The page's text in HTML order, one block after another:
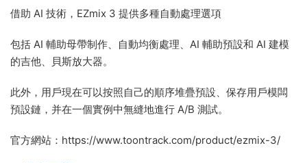
借助 AI 技術，EZmix 3 提供多種自動處理選項
包括 AI 輔助母帶制作、自動均衡處理、AI 輔助預設和 AI 建模
的吉他、貝斯放大器。
此外，用戶現在可以按照自己的順序堆疊預設、保存用戶模闆
預設鏈，并在一個實例中無縫地進行 A/B 測試。
官方網站：https://www.toontrack.com/product/ezmix-3/